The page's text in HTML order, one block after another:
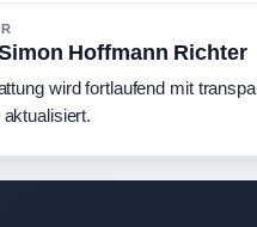
Hoffmann Richter
wird fortlaufend mit